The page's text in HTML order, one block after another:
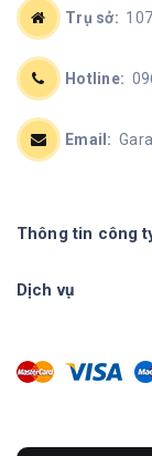
Trụ sở:
Hotline:
Email:
Thông tin công
Dịch vụ